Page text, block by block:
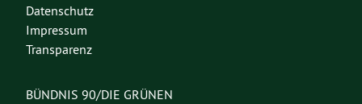
Datenschutz
Impressum
Transparenz
BÜNDNIS 90/DIE GRÜNEN